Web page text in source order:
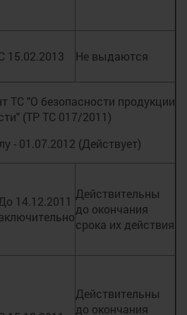
15.02.2013 Не выдаются
ТС "О безопасности продукции
(ТР ТС 017/2011)
- 01.07.2012 (Действует)
До 14.12.2011
Действительны
до окончания
срока их действия
Действительны
до окончания